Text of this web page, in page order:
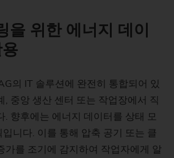
을 위한 에너지 데이
의 IT 솔루션에 완전히 통합되어 있
, 중앙 생산 센터 또는 작업장에서 직
. 향후에는 에너지 데이터를 상태 모
니다. 이를 통해 압축 공기 또는 클
가를 조기에 감지하여 작업자에게 알